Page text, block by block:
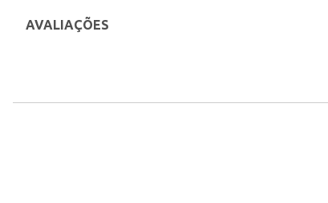
AVALIAÇÕES